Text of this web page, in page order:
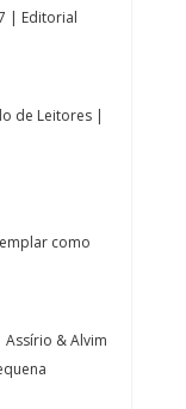
| Editorial
de Leitores |
como
& Alvim